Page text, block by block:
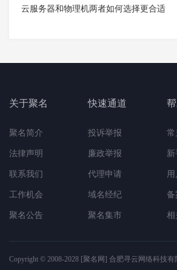
云服务器和物理机两者如何选择更合适
关于聚名
聚名简介
法律声明
联系我们
工作机会
聚名公告
快速通道
投诉举报
廉政举报
代理申请
域名经纪
聚名集市
常
新
备
相
Copyright © 2008-2028 [聚名网] 合肥寻云网络科技有